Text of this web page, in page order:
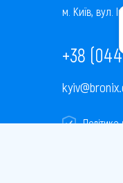
м. Київ, вул.
+38
Політика